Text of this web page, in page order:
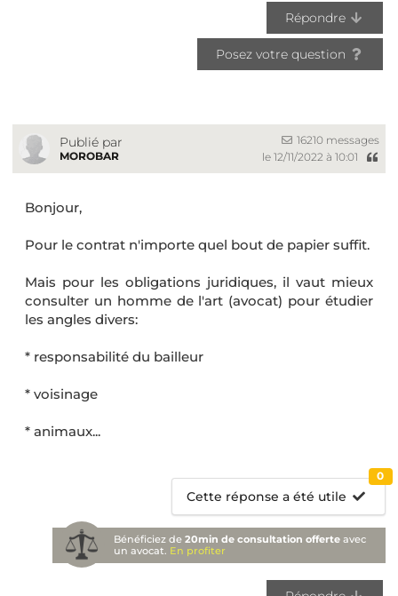
Répondre
Posez votre question
Publié par
MOROBAR
16210 messages
le 12/11/2022 à 10:01
Bonjour,
Pour le contrat n'importe quel bout de papier suffit.
Mais pour les obligations juridiques, il vaut mieux
consulter un homme de l'art (avocat) pour étudier
les angles divers:
* responsabilité du bailleur
* voisinage
* animaux...
Cette réponse a été utile
0
Bénéficiez de20min de consultation offerte avec
un avocat. En profiter